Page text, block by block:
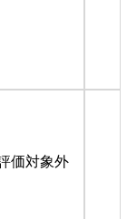
価対象外